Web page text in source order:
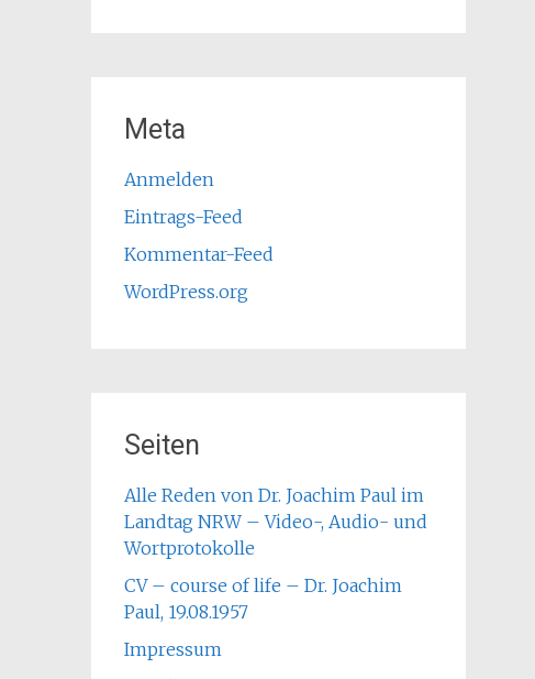
Meta
Anmelden
Eintrags-Feed
Kommentar-Feed
WordPress.org
Seiten
Alle Reden von Dr. Joachim Paul im
Landtag NRW – Video-, Audio- und
Wortprotokolle
CV – course of life – Dr. Joachim
Paul, 19.08.1957
Impressum